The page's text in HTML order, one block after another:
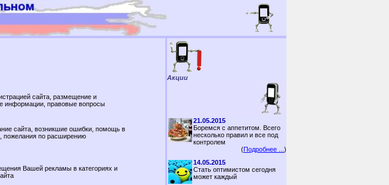
сайта, размещение и
информации, правовые вопросы
сайта, возникшие ошибки, помощь в
пожелания по расширению
Вашей рекламы в категориях и
Акции
21.05.2015
Боремся с аппетитом. Всего
несколько правил и все под
контролем
(Подробнее ... )
14.05.2015
Стать оптимистом сегодня
может каждый